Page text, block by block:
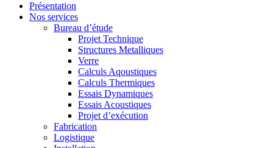
Présentation
Nos services
Bureau d’étude
Projet Technique
Structures Metalliques
Verre
Calculs Aqoustiques
Calculs Thermiques
Essais Dynamiques
Essais Acoustiques
Projet d’exécution
Fabrication
Logistique